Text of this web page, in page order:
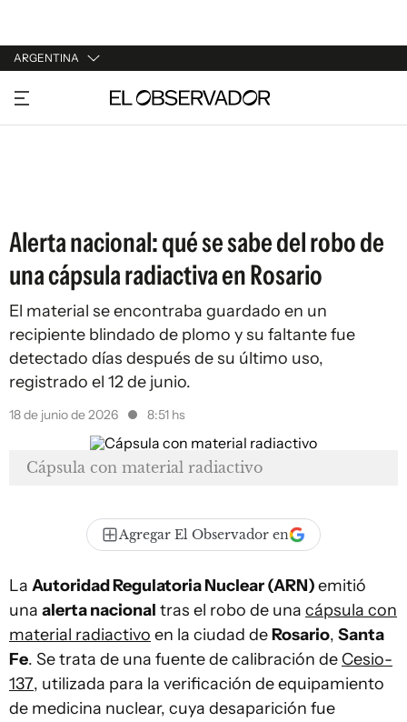
ARGENTINA
URUGUAY
ARGENTINA
Alerta nacional: qué se sabe del robo de
una cápsula radiactiva en Rosario
El material se encontraba guardado en un
recipiente blindado de plomo y su faltante fue
detectado días después de su último uso,
registrado el 12 de junio.
18 de junio de 2026 8:51 hs
Cápsula con material radiactivo
Agregar El Observador en
La Autoridad Regulatoria Nuclear (ARN)emitió
una alerta nacional tras el robo de una cápsula con
material radiactivo en la ciudad deRosario, Santa
Fe. Se trata de una fuente de calibración de Cesio-
137, utilizada para la verificación de equipamiento
de medicina nuclear, cuya desaparición fue